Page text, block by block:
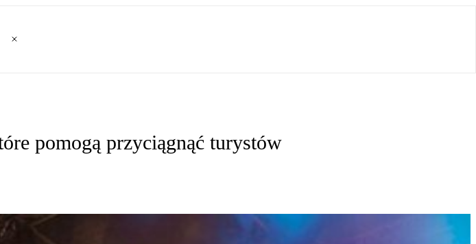
pomogą przyciągnąć turystów